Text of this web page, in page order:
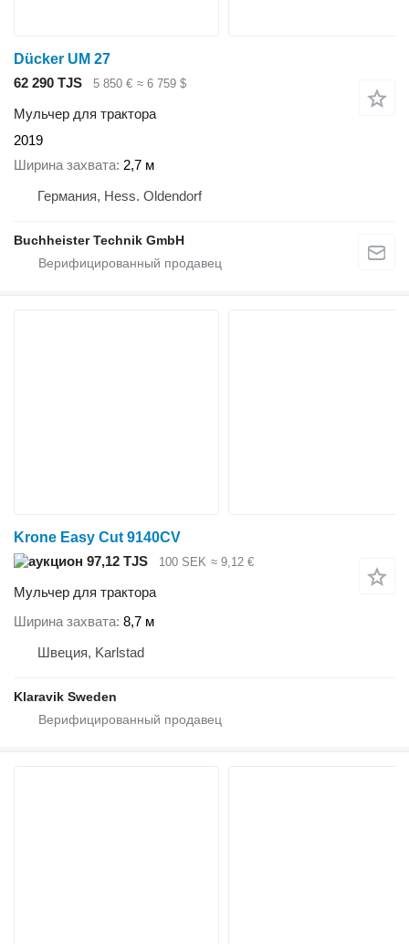
Dücker UM 27
62 290 TJS
5 850 € ≈ 6 759 $
Мульчер для трактора
2019
Ширина захвата 2,7 м
Германия, Hess. Oldendorf
Buchheister Technik GmbH
Krone Easy Cut 9140CV
97,12 TJS
100 SEK ≈ 9,12 €
Мульчер для трактора
Ширина захвата 8,7 м
Швеция, Karlstad
Klaravik Sweden